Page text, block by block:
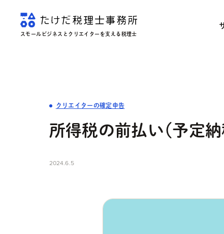
スモールビジネスとクリエイターを支える税理士
クリエイターの確定申告
所得税の前払い（予定納
2024.6.5